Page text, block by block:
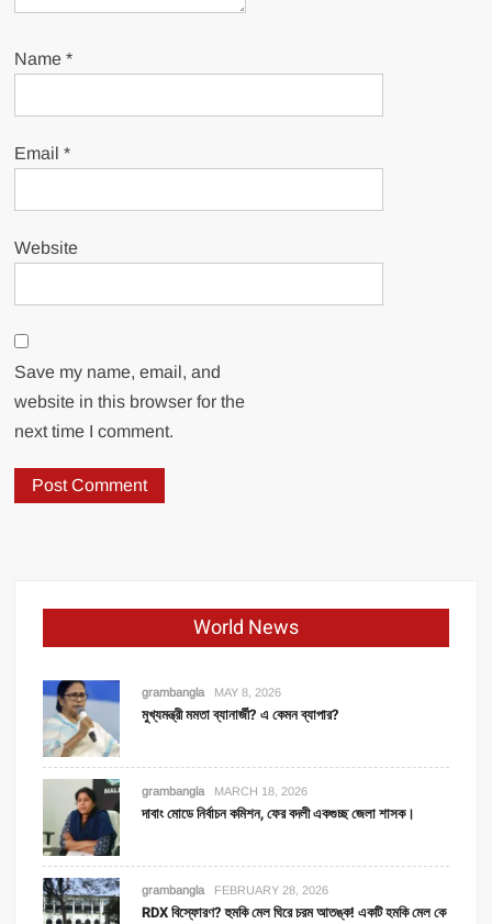
Name*
Email*
Website
Save my name, email, and
website in this browser for the
next time I comment.
World News
grambangla MAY 8, 2026
মুখ্যমন্ত্রী মমতা ব্যানার্জী? এ কেমন ব্যাপার?
grambangla MARCH 18, 2026
দাবাং মোডে নির্বাচন কমিশন, ফের বদলী একগুচ্ছ জেলা শাসক।
grambangla FEBRUARY 28, 2026
RDX বিস্ফোরণ? হুমকি মেল ঘিরে চরম আতঙ্ক! একটি হমকি মেল কে